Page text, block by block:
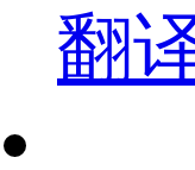
翻